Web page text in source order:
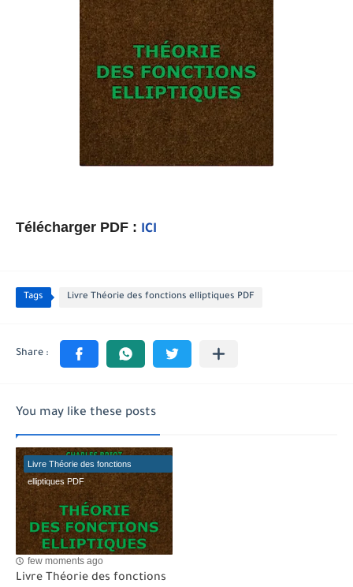
Télécharger PDF : ICI
Tags Livre Théorie des fonctions elliptiques PDF
You may like these posts
Livre Théorie des fonctions
elliptiques PDF
few moments ago
Livre Théorie des fonctions